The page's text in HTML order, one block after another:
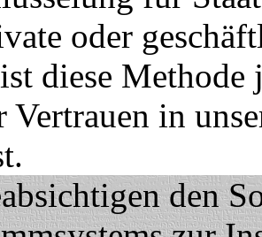
oder
diese Methode
in
den